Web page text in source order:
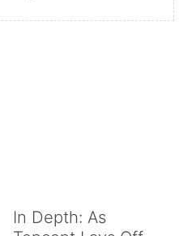
In Depth: As